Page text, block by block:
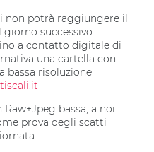
non potrà raggiungere il
successivo
a contatto digitale di
una cartella con
bassa risoluzione
bassa, a noi
prova degli scatti